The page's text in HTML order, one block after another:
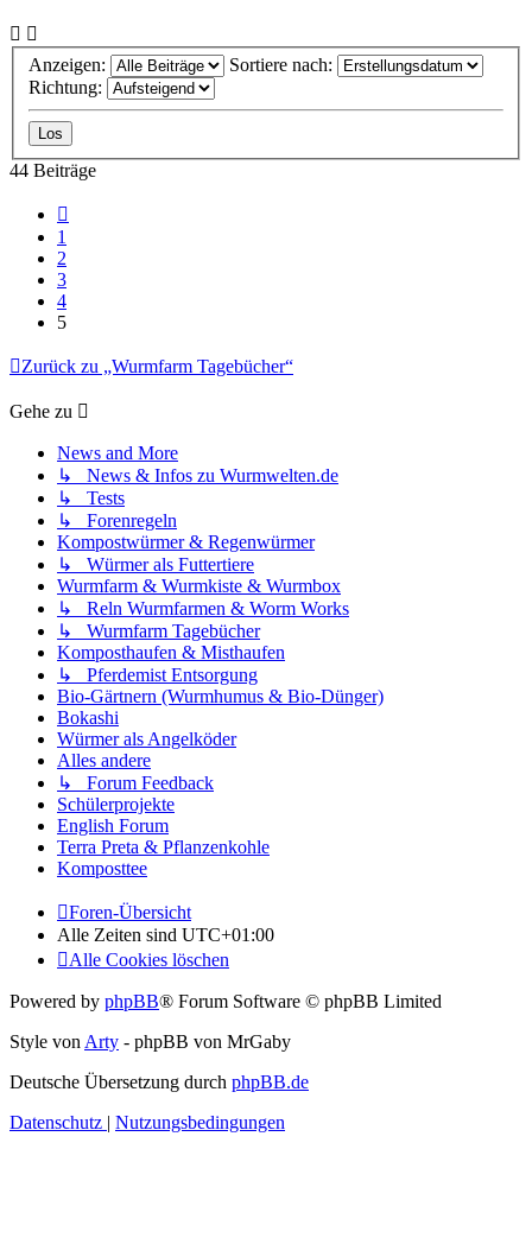
Anzeigen:
Sortiere nach:
Richtung:
44 Beiträge
1
2
3
4
5
Zurück zu „Wurmfarm Tagebücher“
Gehe zu
News and More
↳ News & Infos zu Wurmwelten.de
↳ Tests
↳ Forenregeln
Kompostwürmer & Regenwürmer
↳ Würmer als Futtertiere
Wurmfarm & Wurmkiste & Wurmbox
↳ Reln Wurmfarmen & Worm Works
↳ Wurmfarm Tagebücher
Komposthaufen & Misthaufen
↳ Pferdemist Entsorgung
Bio-Gärtnern (Wurmhumus & Bio-Dünger)
Bokashi
Würmer als Angelköder
Alles andere
↳ Forum Feedback
Schülerprojekte
English Forum
Terra Preta & Pflanzenkohle
Komposttee
Foren-Übersicht
Alle Zeiten sind UTC+01:00
Alle Cookies löschen
Powered by phpBB® Forum Software © phpBB Limited
Style von Arty - phpBB von MrGaby
Deutsche Übersetzung durch phpBB.de
Datenschutz | Nutzungsbedingungen